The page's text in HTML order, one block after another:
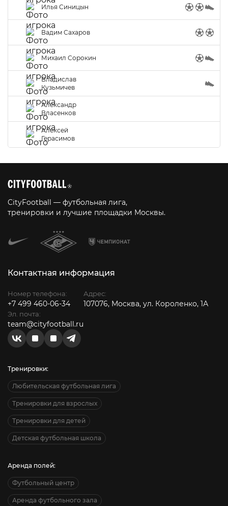
Илья Синицын
Вадим Сахаров
Михаил Сорокин
Владислав
Кузьмичев
Александр
Власенков
Алексей
Герасимов
CityFootball — футбольная лига,
тренировки и лучшие площадки Москвы.
Контактная информация
Номер телефона:
+7 499 460-06-34
Эл. почта:
team@cityfootball.ru
Адрес:
107076, Москва, ул. Короленко, 1А
Тренировки:
Любительская футбольная лига
Тренировки для взрослых
Тренировки для детей
Детская футбольная школа
Аренда полей:
Футбольный центр
Аренда футбольного зала